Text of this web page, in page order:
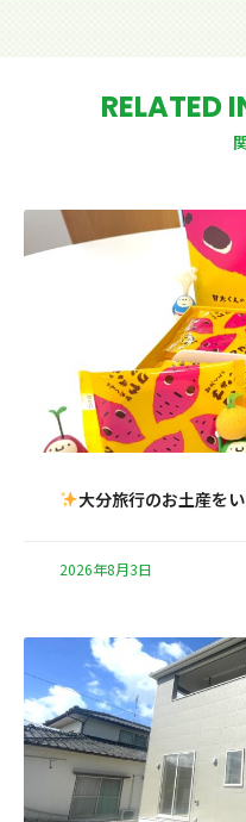
RELATED
大分旅行のお土産を
2026年8月3日